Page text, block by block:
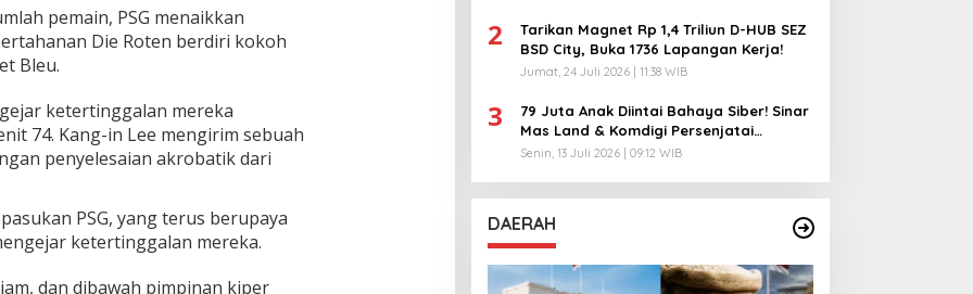
pemain, PSG menaikkan
Die Roten berdiri kokoh
Bleu.
ketertinggalan mereka
74. Kang-in Lee mengirim sebuah
penyelesaian akrobatik dari
PSG, yang terus berupaya
ketertinggalan mereka.
dan dibawah pimpinan kiper
2
Tarikan Magnet Rp 1,4 Triliun D-HUB SEZ
BSD City, Buka 1736 Lapangan Kerja!
Jumat, 24 Juli 2026 | 11:38 WIB
3
79 Juta Anak Diintai Bahaya Siber! Sinar
Mas Land & Komdigi Persenjatai
Ratusan Guru!
Senin, 13 Juli 2026 | 09:12 WIB
DAERAH